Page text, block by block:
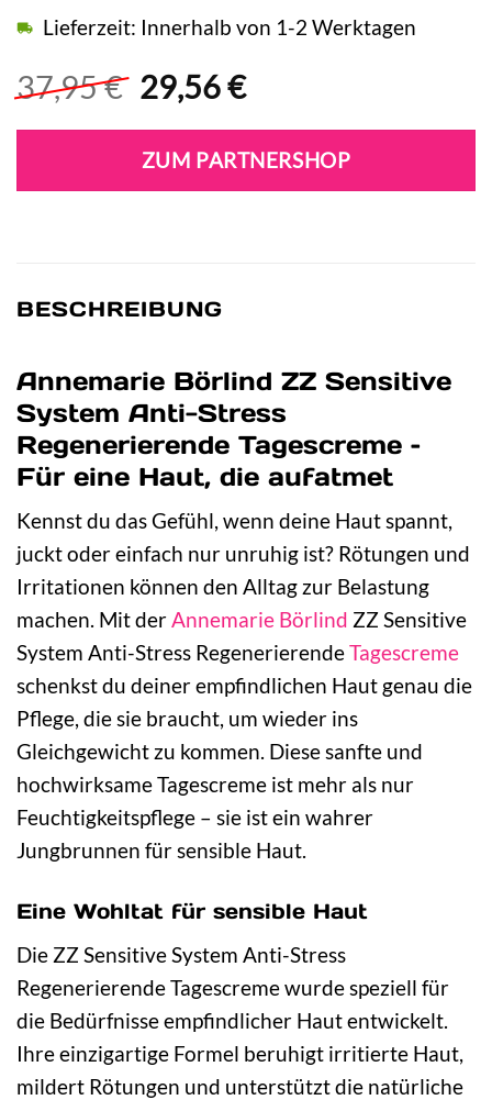
37,95€ Ursprünglicher
war:
37,95 €
29,56€Aktueller
ist:
29,56 €.
Lieferzeit: Innerhalb von 1-2 Werktagen
ZUM PARTNERSHOP
BESCHREIBUNG
Annemarie Börlind ZZ Sensitive
System Anti-Stress
Regenerierende Tagescreme –
Für eine Haut, die aufatmet
Kennst du das Gefühl, wenn deine Haut spannt,
juckt oder einfach nur unruhig ist? Rötungen und
Irritationen können den Alltag zur Belastung
machen. Mit derAnnemarie Börlind ZZ Sensitive
System Anti-Stress RegenerierendeTagescreme
schenkst du deiner empfindlichen Haut genau die
Pflege, die sie braucht, um wieder ins
Gleichgewicht zu kommen. Diese sanfte und
hochwirksame Tagescreme ist mehr als nur
Feuchtigkeitspflege – sie ist ein wahrer
Jungbrunnen für sensible Haut.
Eine Wohltat für sensible Haut
Die ZZ Sensitive System Anti-Stress
Regenerierende Tagescreme wurde speziell für
die Bedürfnisse empfindlicher Haut entwickelt.
Ihre einzigartige Formel beruhigt irritierte Haut,
mildert Rötungen und unterstützt die natürliche